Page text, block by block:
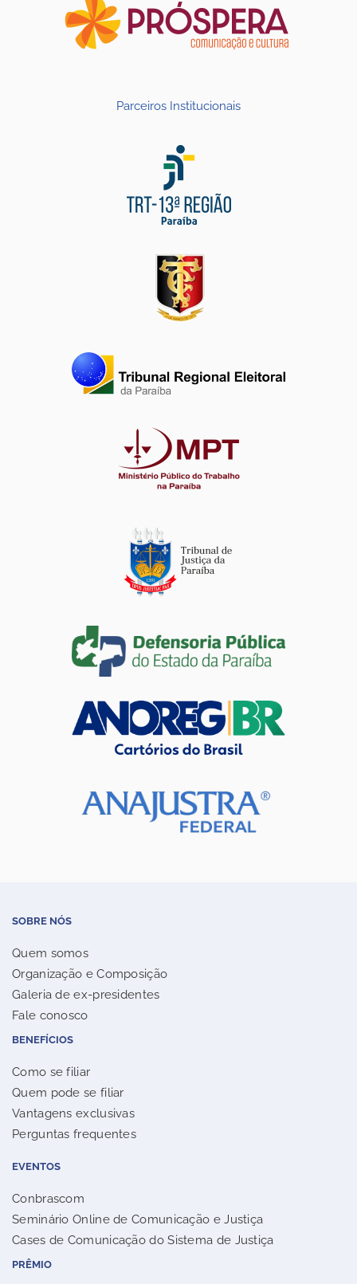
Parceiros Institucionais
SOBRE NÓS
Quem somos
Organização e Composição
Galeria de ex-presidentes
Fale conosco
BENEFÍCIOS
Como se filiar
Quem pode se filiar
Vantagens exclusivas
Perguntas frequentes
EVENTOS
Conbrascom
Seminário Online de Comunicação e Justiça
Cases de Comunicação do Sistema de Justiça
PRÊMIO